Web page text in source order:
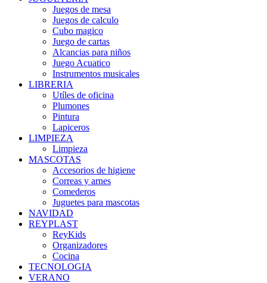
Juegos de mesa
Juegos de calculo
Cubo magico
Juego de cartas
Alcancias para niños
Juego Acuatico
Instrumentos musicales
LIBRERIA
Utíles de oficina
Plumones
Pintura
Lapiceros
LIMPIEZA
Limpieza
MASCOTAS
Accesorios de higiene
Correas y arnes
Comederos
Juguetes para mascotas
NAVIDAD
REYPLAST
ReyKids
Organizadores
Cocina
TECNOLOGIA
VERANO